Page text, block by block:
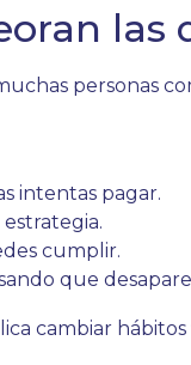
las
personas
intentas pagar.
cumplir.
que
cambiar